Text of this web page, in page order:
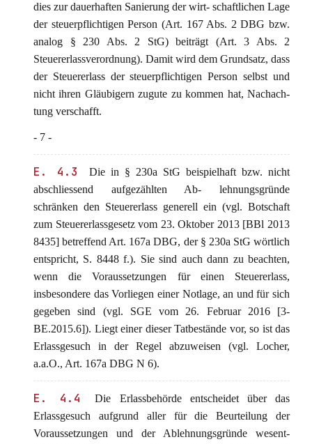
dies zur dauerhaften Sanierung der wirt- schaftlichen Lage
der steuerpflichtigen Person (Art. 167 Abs. 2 DBG bzw.
analog § 230 Abs. 2 StG) beiträgt (Art. 3 Abs. 2
Steuererlassverordnung). Damit wird dem Grundsatz, dass
der Steuererlass der steuerpflichtigen Person selbst und
nicht ihren Gläubigern zugute zu kommen hat, Nachach-
tung verschafft.
- 7 -
E. 4.3
Die in § 230a StG beispielhaft bzw. nicht
abschliessend aufgezählten Ab- lehnungsgründe
schränken den Steuererlass generell ein (vgl. Botschaft
zum Steuererlassgesetz vom 23. Oktober 2013 [BBl 2013
8435] betreffend Art. 167a DBG, der § 230a StG wörtlich
entspricht, S. 8448 f.). Sie sind auch dann zu beachten,
wenn die Voraussetzungen für einen Steuererlass,
insbesondere das Vorliegen einer Notlage, an und für sich
gegeben sind (vgl. SGE vom 26. Februar 2016 [3-
BE.2015.6]). Liegt einer dieser Tatbestände vor, so ist das
Erlassgesuch in der Regel abzuweisen (vgl. Locher,
a.a.O., Art. 167a DBG N 6).
E. 4.4
Die Erlassbehörde entscheidet über das
Erlassgesuch aufgrund aller für die Beurteilung der
Voraussetzungen und der Ablehnungsgründe wesent-